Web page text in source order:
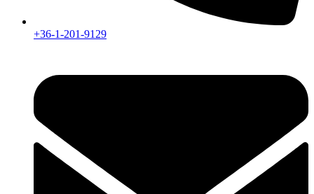
+36-1-201-9129